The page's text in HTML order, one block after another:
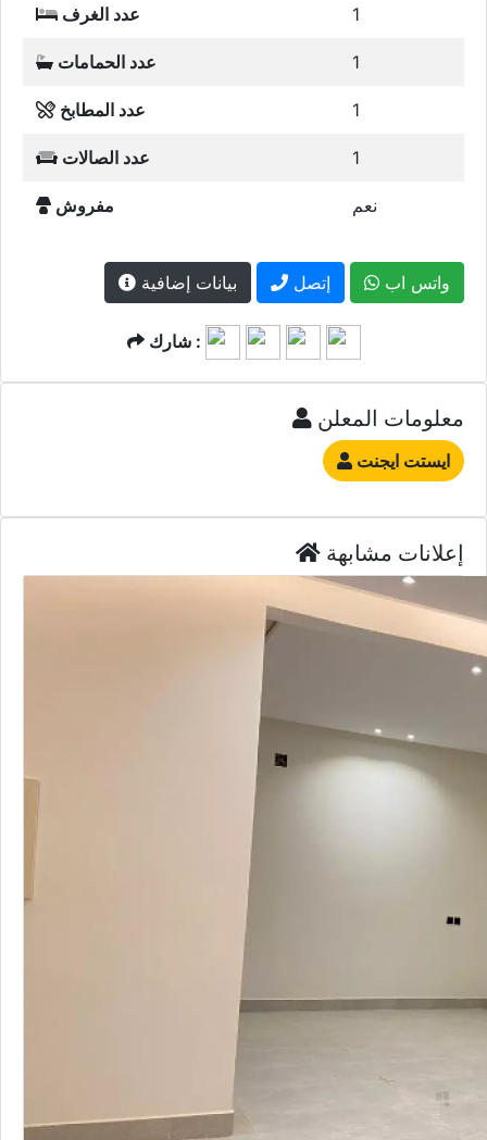
عدد الغرف 1
عدد الحمامات 1
عدد المطابخ 1
عدد الصالات 1
مفروش نعم
بيانات إضافية إتصل واتس اب
شارك :
معلومات المعلن
ايستت ايجنت
إعلانات مشابهة